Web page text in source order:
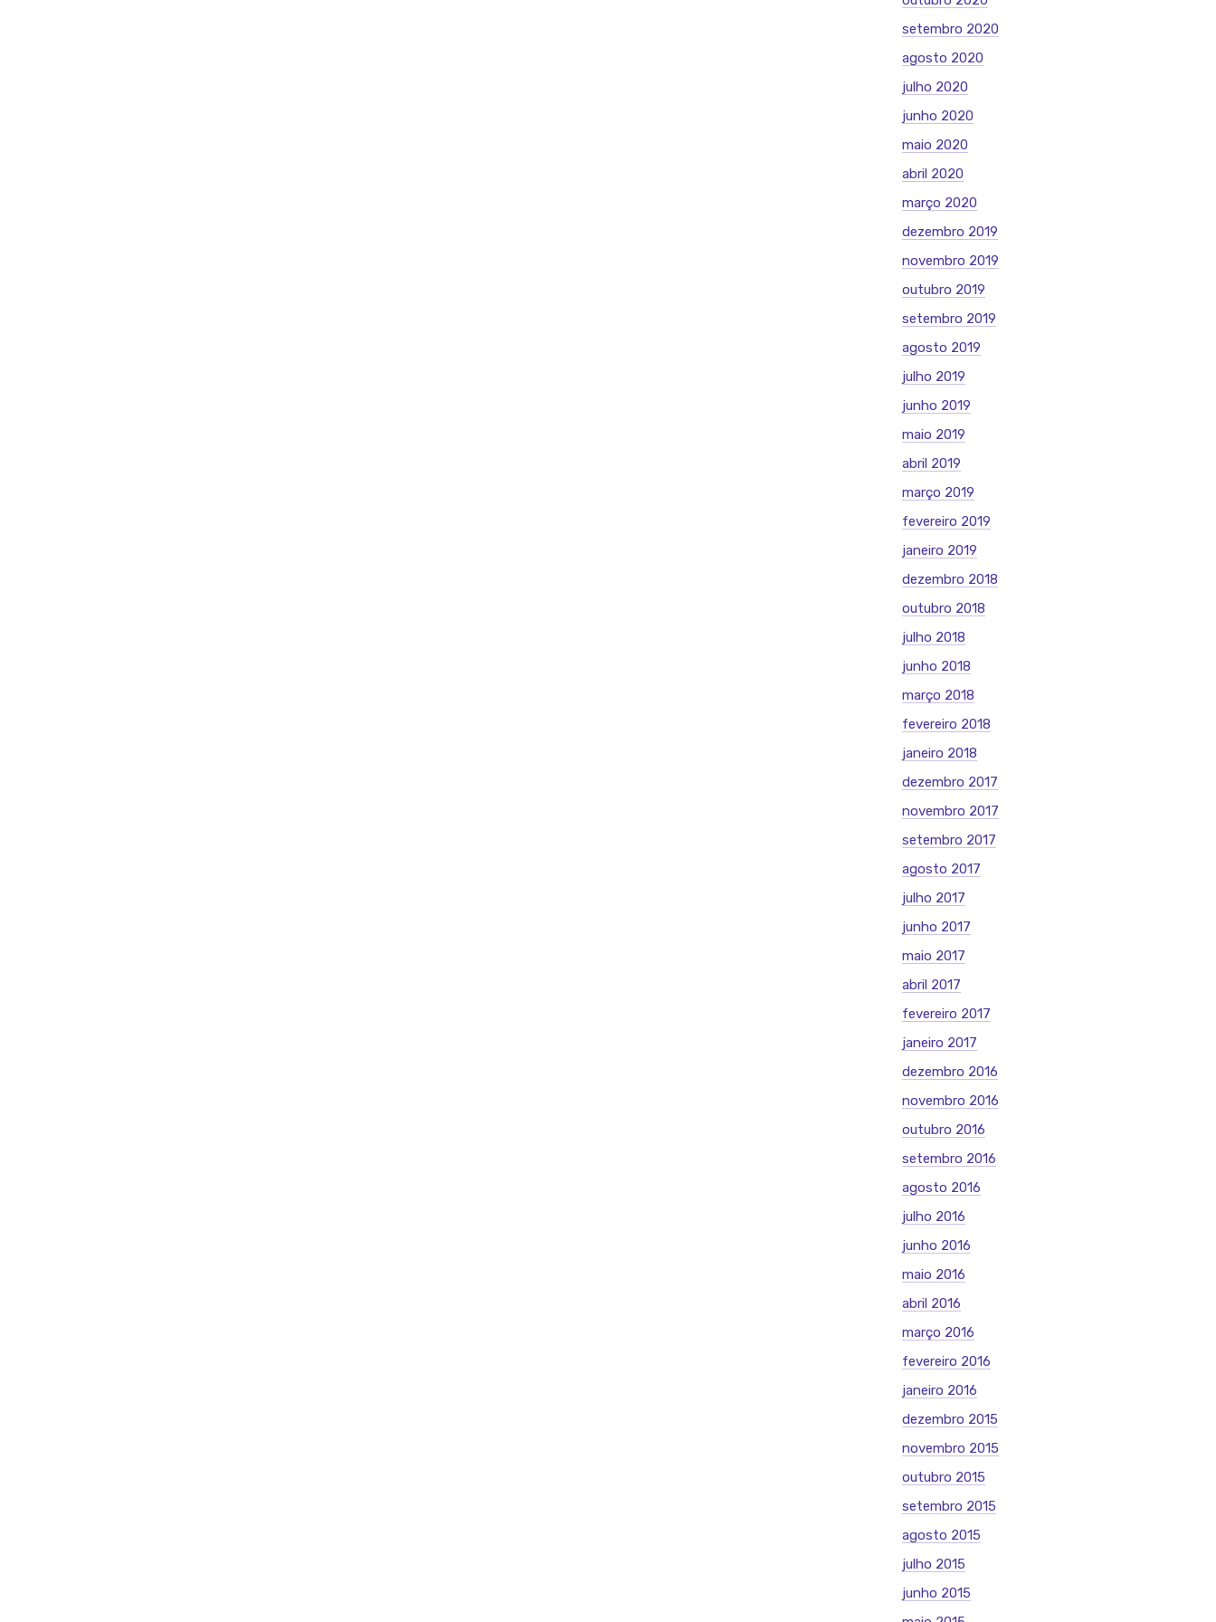
setembro 2020
agosto 2020
julho 2020
junho 2020
maio 2020
abril 2020
março 2020
dezembro 2019
novembro 2019
outubro 2019
setembro 2019
agosto 2019
julho 2019
junho 2019
maio 2019
abril 2019
março 2019
fevereiro 2019
janeiro 2019
dezembro 2018
outubro 2018
julho 2018
junho 2018
março 2018
fevereiro 2018
janeiro 2018
dezembro 2017
novembro 2017
setembro 2017
agosto 2017
julho 2017
junho 2017
maio 2017
abril 2017
fevereiro 2017
janeiro 2017
dezembro 2016
novembro 2016
outubro 2016
setembro 2016
agosto 2016
julho 2016
junho 2016
maio 2016
abril 2016
março 2016
fevereiro 2016
janeiro 2016
dezembro 2015
novembro 2015
outubro 2015
setembro 2015
agosto 2015
julho 2015
junho 2015